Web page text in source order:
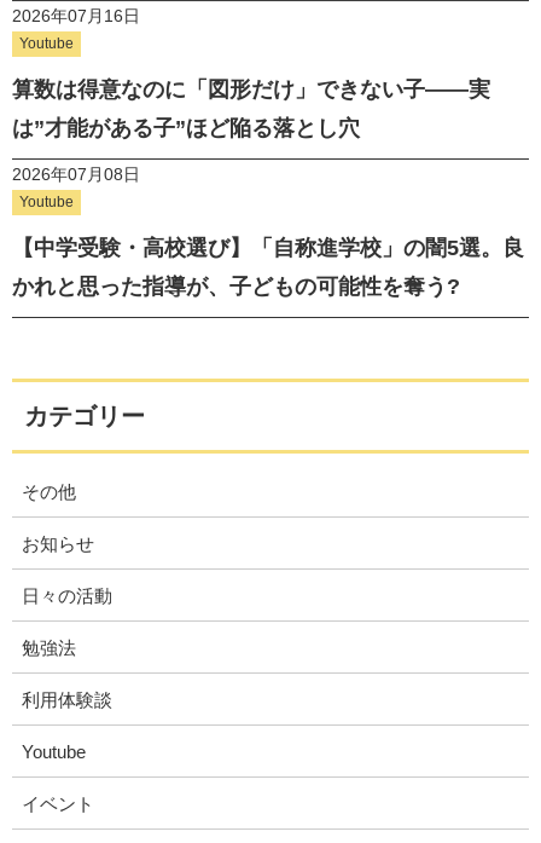
2026年07月16日
Youtube
算数は得意なのに「図形だけ」できない子——実
は”才能がある子”ほど陥る落とし穴
2026年07月08日
Youtube
【中学受験・高校選び】「自称進学校」の闇5選。良
かれと思った指導が、子どもの可能性を奪う?
カテゴリー
その他
お知らせ
日々の活動
勉強法
利用体験談
Youtube
イベント